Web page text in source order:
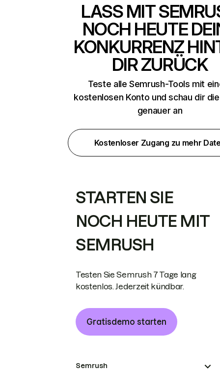
LASS MIT
NOCH HEUTE
KONKURRENZ
DIR ZURÜCK
Teste alle Semrush-Tools mit
kostenlosen Konto und schau dir
genauer an
Kostenloser Zugang zu mehr
STARTEN SIE
NOCH HEUTE MIT
SEMRUSH
Testen Sie Semrush 7 Tage lang
kostenlos. Jederzeit kündbar.
Gratisdemo starten
Semrush